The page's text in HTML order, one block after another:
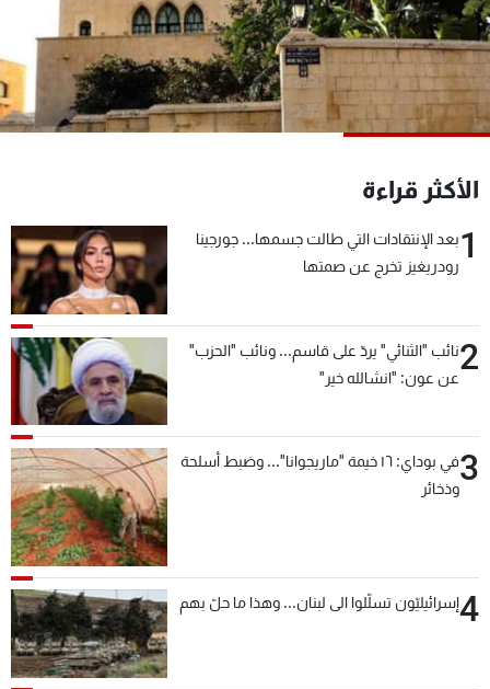
الأكثر قراءة
1بعد الإنتقادات التي طالت جسمها... جورجينا
رودريغيز تخرج عن صمتها
2نائب "الثنائي" يردّ على قاسم... ونائب "الحزب"
عن عون: "انشالله خير"
3
في بوداي: ١٦ خيمة "ماريجوانا"... وضبط أسلحة
وذخائر
4إسرائيليّون تسلّلوا الى لبنان... وهذا ما حلّ بهم
كأس العالم
البرامج
جدول البرامج
شاهد البرامج
الترددات
عن MTV
شروط الإسـتخدام
سياسة الخصوصية